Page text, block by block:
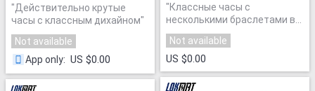
"Действительно крутые
часы с классным дихайном"
Not available
App only: US $0.00
"Классные часы с
несколькими браслетами в
комплекте"
Not available
US $0.00